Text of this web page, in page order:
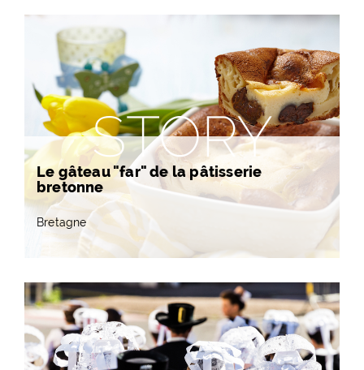
STORY
Le gâteau "far" de la pâtisserie
bretonne
Bretagne